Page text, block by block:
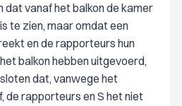
vanaf het balkon de kamer
te zien, maar omdat een
en de rapporteurs hun
balkon hebben uitgevoerd,
dat, vanwege het
de rapporteurs en S het niet